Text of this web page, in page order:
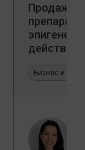
Продажа
действия
Бизнес и